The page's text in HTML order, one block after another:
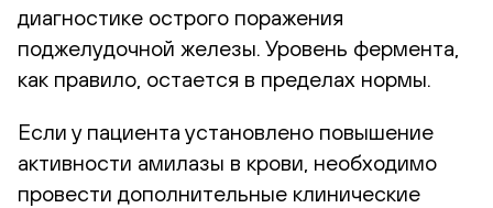
диагностике острого поражения
поджелудочной железы. Уровень фермента,
как правило, остается в пределах нормы.
Если у пациента установлено повышение
активности амилазы в крови, необходимо
провести дополнительные клинические